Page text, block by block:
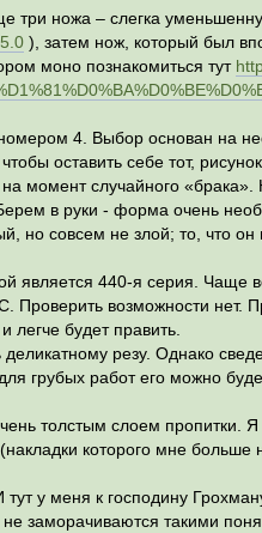
три ножа – слегка
), затем нож, который был
моно познакомиться тут
4. Выбор основан на
оставить себе тот,
момент случайного
в руки - форма очень
но совсем не злой; то, что
440-я серия. Чаще
возможности нет.
будет править.
резу. Однако
грубых работ его можно
толстым слоем пропитки.
которого мне
у меня к господину
заморачиваются такими